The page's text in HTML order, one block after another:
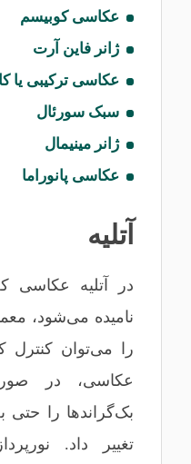
عکاسی کوبیسم
ژانر فاین آرت
عکاسی ترکیبی یا
سبک سورئال
ژانر مینیمال
عکاسی پانوراما
آتلیه
در آتلیه عکاسی
نامیده می‌شود،
را می‌توان کنترل
عکاسی، در
بک‌گراندها را
تغییر داد.